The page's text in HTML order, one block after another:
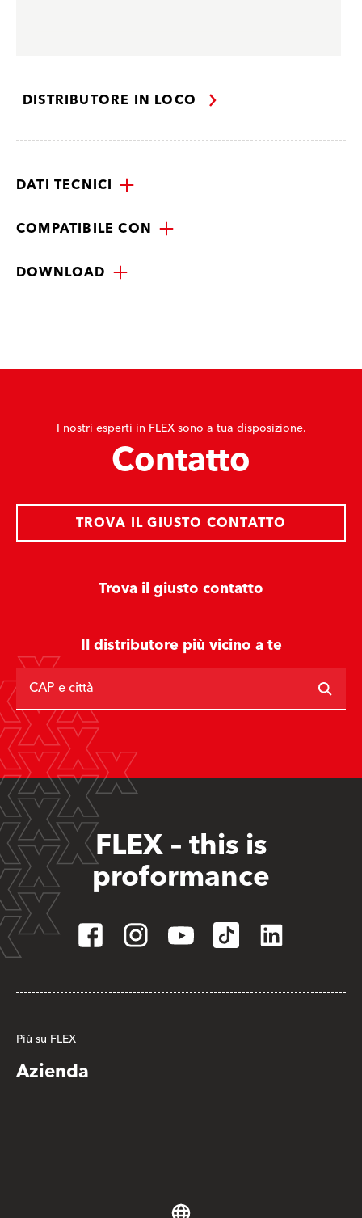
DISTRIBUTORE IN LOCO
DATI TECNICI
COMPATIBILE CON
DOWNLOAD
I nostri esperti in FLEX sono a tua disposizione.
Contatto
Trova il giusto contatto
TROVA IL GIUSTO CONTATTO
Il distributore più vicino a te
CAP e città
FLEX – this is
proformance
Più su FLEX
Azienda